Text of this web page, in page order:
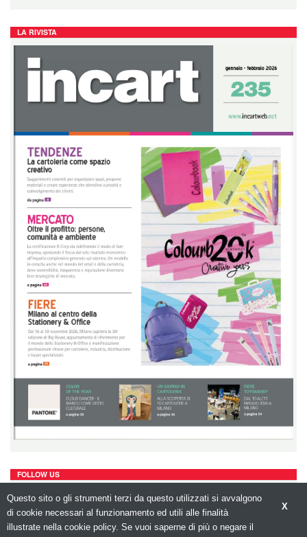
LA RIVISTA
FOLLOW US
X
Questo sito o gli strumenti terzi da questo utilizzati si avvalgono
di cookie necessari al funzionamento ed utili alle finalità
illustrate nella cookie policy. Se vuoi saperne di più o negare il